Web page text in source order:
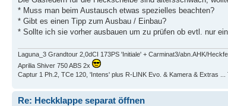
* Muss man beim Austausch etwas spezielles beachten?
* Gibt es einen Tipp zum Ausbau / Einbau?
* Sollte ich sie vorher ausbauen um zu prüfen ob evtl. nur
Laguna_3 Grandtour 2,0dCI 173PS 'Initiale' + Carminat3/abn.AHK/
Aprilia Shiver 750 ABS 2x
Captur 1 Ph.2, TCe 120, 'Intens' plus R-LINK Evo. & Kamera & Extras
Re: Heckklappe separat öffnen